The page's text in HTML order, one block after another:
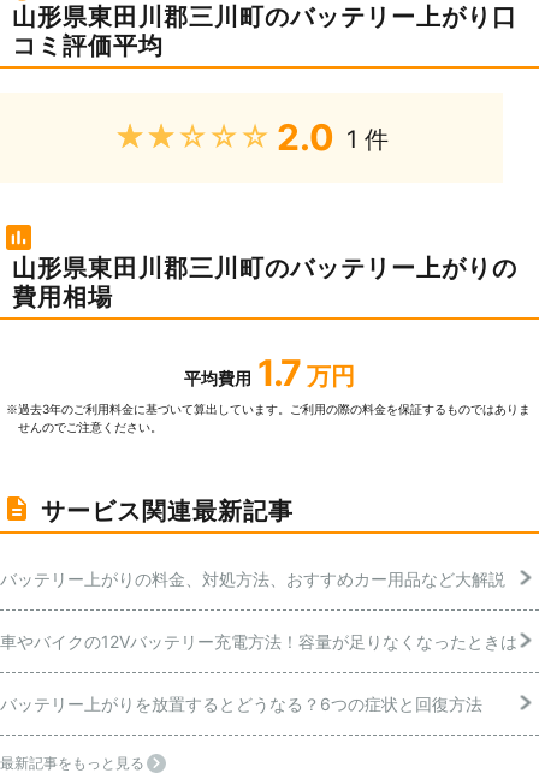
山形県東田川郡三川町のバッテリー上がり口
コミ評価平均
★★★★★ 2.0 1 件
山形県東田川郡三川町のバッテリー上がりの
費用相場
平均費用 1.7 万円
※過去3年のご利⽤料⾦に基づいて算出しています。ご利⽤の際の料⾦を保証するものではありま
せんのでご注意ください。
サービス関連最新記事
バッテリー上がりの料金、対処方法、おすすめカー用品など大解説
車やバイクの12Vバッテリー充電方法！容量が足りなくなったときは
バッテリー上がりを放置するとどうなる？6つの症状と回復方法
最新記事をもっと見る